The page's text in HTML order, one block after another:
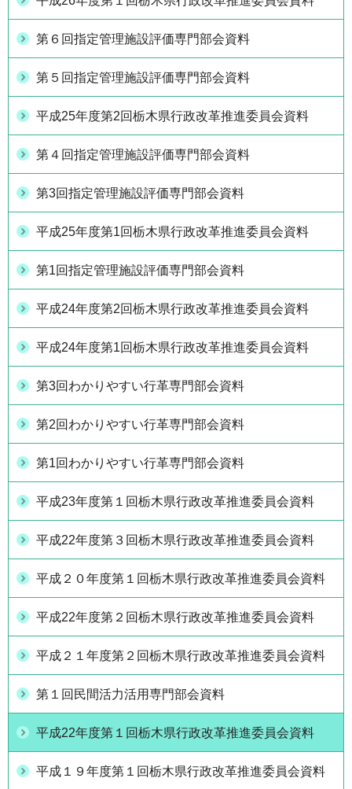
第６回指定管理施設評価専門部会資料
第５回指定管理施設評価専門部会資料
平成25年度第2回栃木県行政改革推進委員会資料
第４回指定管理施設評価専門部会資料
第3回指定管理施設評価専門部会資料
平成25年度第1回栃木県行政改革推進委員会資料
第1回指定管理施設評価専門部会資料
平成24年度第2回栃木県行政改革推進委員会資料
平成24年度第1回栃木県行政改革推進委員会資料
第3回わかりやすい行革専門部会資料
第2回わかりやすい行革専門部会資料
第1回わかりやすい行革専門部会資料
平成23年度第１回栃木県行政改革推進委員会資料
平成22年度第３回栃木県行政改革推進委員会資料
平成２０年度第１回栃木県行政改革推進委員会資料
平成22年度第２回栃木県行政改革推進委員会資料
平成２１年度第２回栃木県行政改革推進委員会資料
第１回民間活力活用専門部会資料
平成22年度第１回栃木県行政改革推進委員会資料
平成１９年度第１回栃木県行政改革推進委員会資料